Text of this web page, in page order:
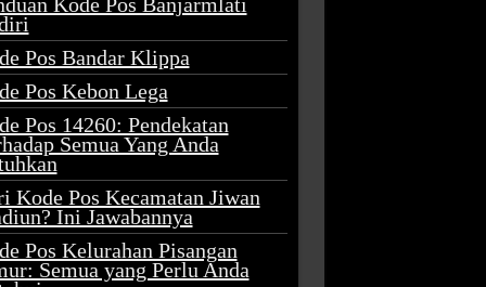
Pos Bandar Klippa
Pos Kebon Lega
Pos 14260: Pendekatan
Semua Yang Anda
Kode Pos Kecamatan Jiwan
Ini Jawabannya
Pos Kelurahan Pisangan
Semua yang Perlu Anda